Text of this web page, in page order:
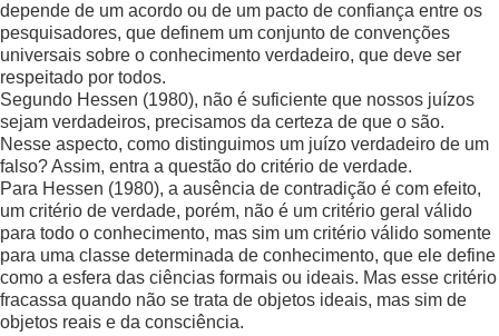
depende de um acordo ou de um pacto de confiança entre os
pesquisadores, que definem um conjunto de convenções
universais sobre o conhecimento verdadeiro, que deve ser
respeitado por todos.
Segundo Hessen (1980), não é suficiente que nossos juízos
sejam verdadeiros, precisamos da certeza de que o são.
Nesse aspecto, como distinguimos um juízo verdadeiro de um
falso? Assim, entra a questão do critério de verdade.
Para Hessen (1980), a ausência de contradição é com efeito,
um critério de verdade, porém, não é um critério geral válido
para todo o conhecimento, mas sim um critério válido somente
para uma classe determinada de conhecimento, que ele define
como a esfera das ciências formais ou ideais. Mas esse critério
fracassa quando não se trata de objetos ideais, mas sim de
objetos reais e da consciência.